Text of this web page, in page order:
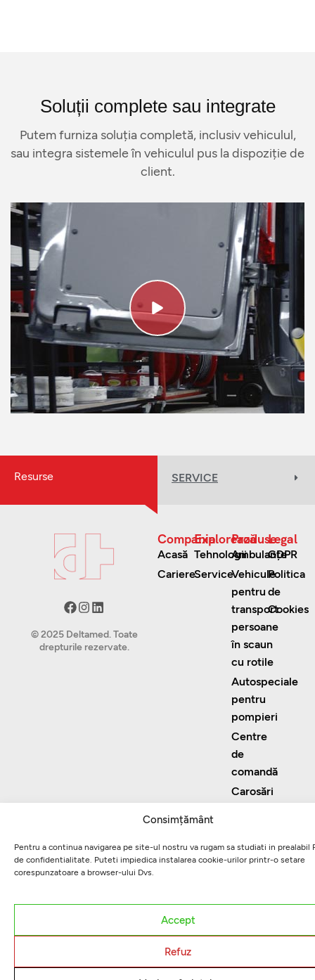
Consimțământ
Pentru a continua navigarea pe site-ul nostru va rugam sa studiati in prealabil
de confidentialitate. Puteti impiedica instalarea cookie-urilor printr-o setare
corespunzatoare a browser-ului Dvs.
Accept
Refuz
Soluții complete sau integrate
Putem furniza soluția completă, inclusiv vehiculul,
sau integra sistemele în vehiculul pus la dispoziție de
client.
Resurse SERVICE
© 2025 Deltamed. Toate
drepturile rezervate.
Compania
Acasă
Cariere
Explorează
Tehnologii
Service
Produse
Ambulanțe
Vehicule
pentru
transport
persoane
în scaun
cu rotile
Autospeciale
pentru
pompieri
Centre
de
comandă
Carosări
Legal
GDPR
Politica
de
Cookies